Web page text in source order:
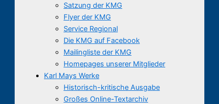
Satzung der KMG
Flyer der KMG
Service Regional
Die KMG auf Facebook
Mailingliste der KMG
Homepages unserer Mitglieder
Karl Mays Werke
Historisch-kritische Ausgabe
Großes Online-Textarchiv